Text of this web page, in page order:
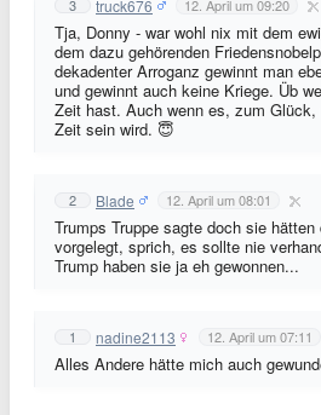
3 truck676 12. April um 09:20
Tja, Donny - war wohl nix mit dem
dem dazu gehörenden
dekadenter Arroganz gewinnt man
und gewinnt auch keine Kriege. Üb
Zeit hast. Auch wenn es, zum
Zeit sein wird. 😇
2 Blade 12. April um 08:01
Trumps Truppe sagte doch sie
vorgelegt, sprich, es sollte nie
Trump haben sie ja eh gewonnen...
1 nadine2113 12. April um 07:11
Alles Andere hätte mich auch